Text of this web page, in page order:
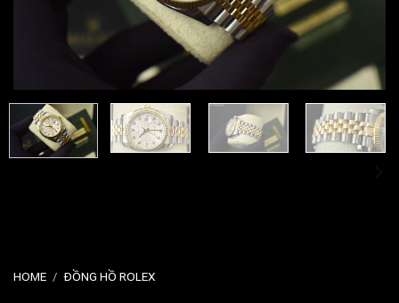
HOME / ĐỒNG HỒ ROLEX